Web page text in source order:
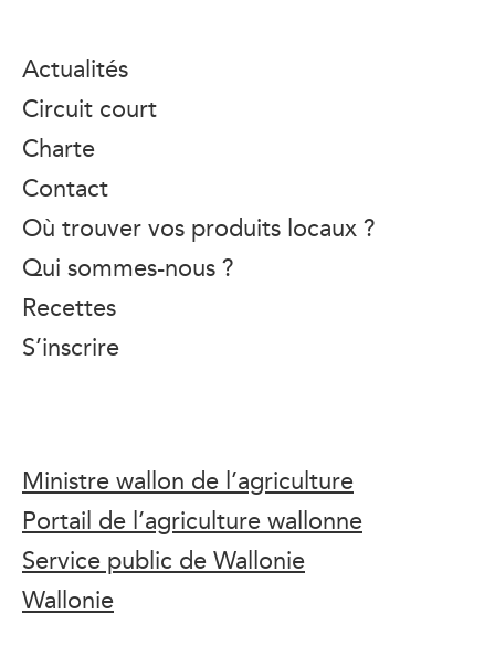
Actualités
Circuit court
Charte
Contact
Où trouver vos produits locaux ?
Qui sommes-nous ?
Recettes
S’inscrire
Ministre wallon de l’agriculture
Portail de l’agriculture wallonne
Service public de Wallonie
Wallonie